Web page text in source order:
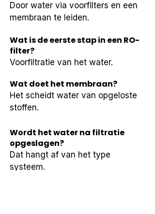
Door water via voorfilters en een
membraan te leiden.
Wat is de eerste stap in een RO-
filter?
Voorfiltratie van het water.
Wat doet het membraan?
Het scheidt water van opgeloste
stoffen.
Wordt het water na filtratie
opgeslagen?
Dat hangt af van het type
systeem.